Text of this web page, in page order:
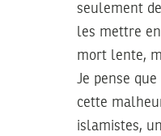
seulement
les mettre
mort lente,
Je pense
cette
islamistes,